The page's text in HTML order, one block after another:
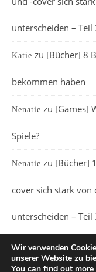
unterscheiden – Teil
Katie zu [Bücher] 8
bekommen haben
Nenatie zu [Games]
Spiele?
Nenatie zu [Bücher]
cover sich stark von
unterscheiden – Teil
Wir verwenden
unserer Website zu
You can find out